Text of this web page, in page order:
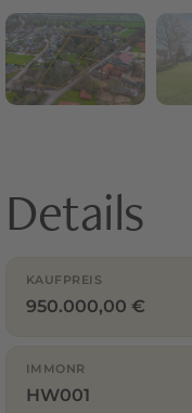
Details
KAUFPREIS
950.000,00 €
IMMONR
HW001